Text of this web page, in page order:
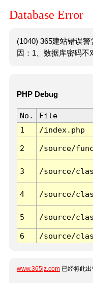
Database Error
(1040) 365建站错误
因：1、数据库密码不
PHP Debug
No. File
1
/index.php
2 /source/
3 /source/
4 /source/
5 /source/
6 /source/
www.365jz.com 已经将此